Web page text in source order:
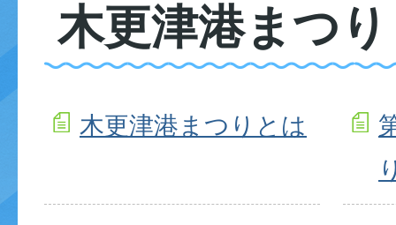
木更津港まつり
木更津港まつりとは